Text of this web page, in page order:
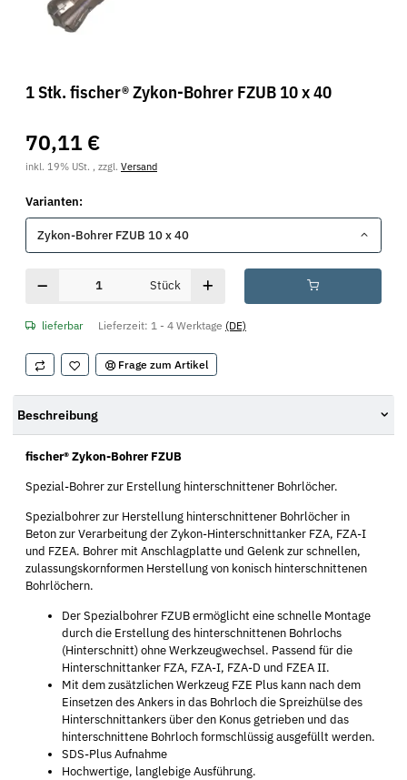
1 Stk. fischer® Zykon-Bohrer FZUB 10 x 40
70,11 €
inkl. 19% USt. , zzgl. Versand
Varianten:
Zykon-Bohrer FZUB 10 x 40
Stück
lieferbar Lieferzeit: 1 - 4 Werktage (DE)
Frage zum Artikel
Beschreibung
fischer® Zykon-Bohrer FZUB
Spezial-Bohrer zur Erstellung hinterschnittener Bohrlöcher.
Spezialbohrer zur Herstellung hinterschnittener Bohrlöcher in
Beton zur Verarbeitung der Zykon-Hinterschnittanker FZA, FZA-I
und FZEA. Bohrer mit Anschlagplatte und Gelenk zur schnellen,
zulassungskornformen Herstellung von konisch hinterschnittenen
Bohrlöchern.
Der Spezialbohrer FZUB ermöglicht eine schnelle Montage
durch die Erstellung des hinterschnittenen Bohrlochs
(Hinterschnitt) ohne Werkzeugwechsel. Passend für die
Hinterschnittanker FZA, FZA-I, FZA-D und FZEA II.
Mit dem zusätzlichen Werkzeug FZE Plus kann nach dem
Einsetzen des Ankers in das Bohrloch die Spreizhülse des
Hinterschnittankers über den Konus getrieben und das
hinterschnittene Bohrloch formschlüssig ausgefüllt werden.
SDS-Plus Aufnahme
Hochwertige, langlebige Ausführung.